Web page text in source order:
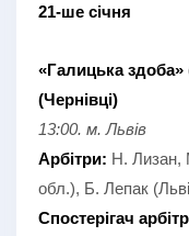
21-ше січня
«Галицька здоба»
(Чернівці)
13:00. м. Львів
Арбітри: Н. Лизан,
обл.), Б. Лепак
Спостерігач